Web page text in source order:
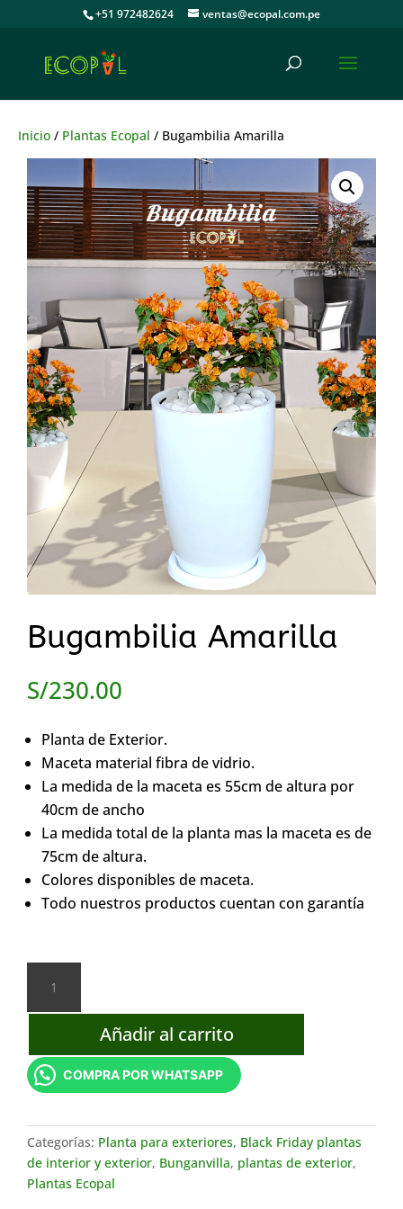
+51 972482624 ventas@ecopal.com.pe
Inicio / Plantas Ecopal / Bugambilia Amarilla
Bugambilia Amarilla
S/230.00
Planta de Exterior.
Maceta material fibra de vidrio.
La medida de la maceta es 55cm de altura por
40cm de ancho
La medida total de la planta mas la maceta es de
75cm de altura.
Colores disponibles de maceta.
Todo nuestros productos cuentan con garantía
Amarilla
cantidad
Añadir al carrito
COMPRA POR WHATSAPP
Categorías: Planta para exteriores, Black Friday plantas
de interior y exterior, Bunganvilla, plantas de exterior,
Plantas Ecopal